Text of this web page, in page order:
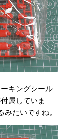
キングシール
属していま
たいですね。